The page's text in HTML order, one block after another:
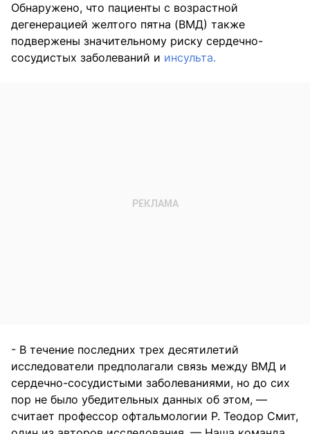
Обнаружено, что пациенты с возрастной
дегенерацией желтого пятна (ВМД) также
подвержены значительному риску сердечно-
сосудистых заболеваний и инсульта.
- В течение последних трех десятилетий
исследователи предполагали связь между ВМД и
сердечно-сосудистыми заболеваниями, но до сих
пор не было убедительных данных об этом, —
считает профессор офтальмологии Р. Теодор Смит,